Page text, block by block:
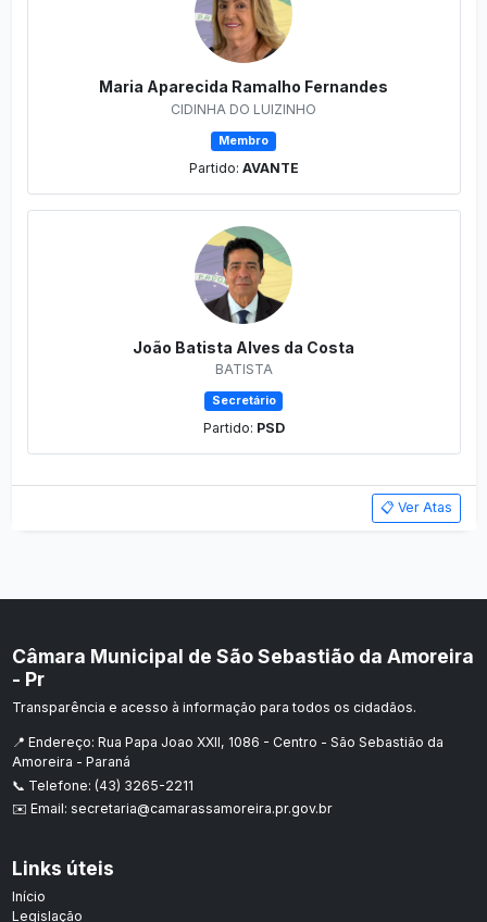
Maria Aparecida Ramalho Fernandes
CIDINHA DO LUIZINHO
Membro
Partido: AVANTE
João Batista Alves da Costa
BATISTA
Secretário
Partido: PSD
📋 Ver Atas
Câmara Municipal de São Sebastião da Amoreira
- Pr
Transparência e acesso à informação para todos os cidadãos.
📍 Endereço: Rua Papa Joao XXII, 1086 - Centro - São Sebastião da
Amoreira - Paraná
📞 Telefone: (43) 3265-2211
✉️ Email: secretaria@camarassamoreira.pr.gov.br
Links úteis
Início
Legislação